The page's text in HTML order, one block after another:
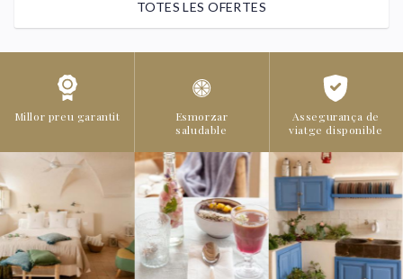
TOTES LES OFERTES
Millor preu garantit
Esmorzar
saludable
Assegurança de
viatge disponible